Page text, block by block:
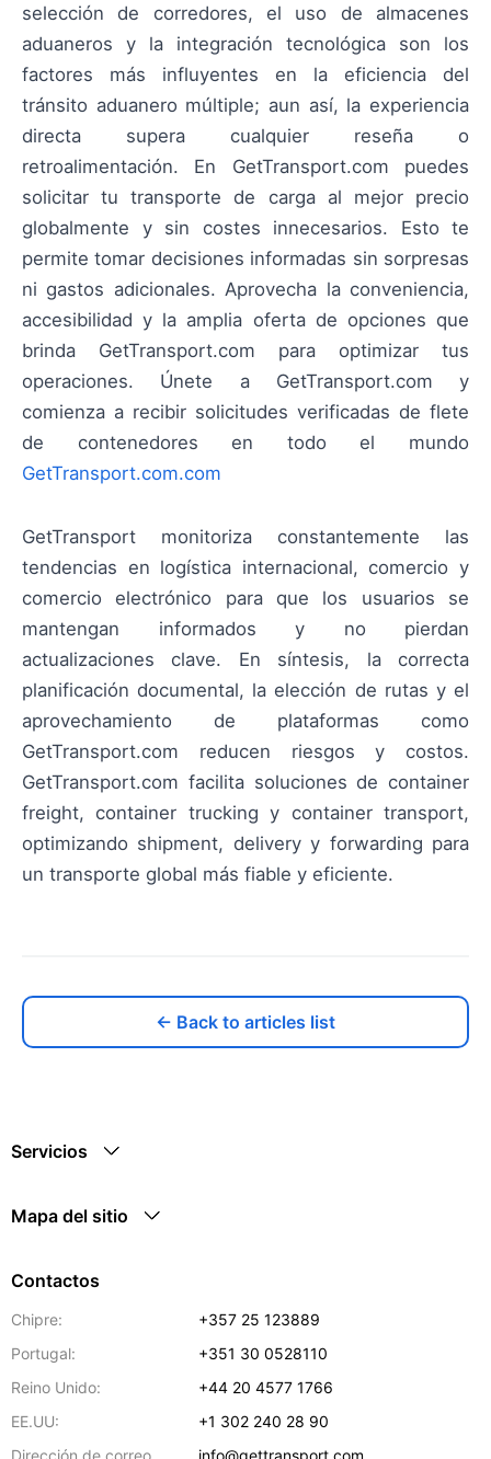
selección de corredores, el uso de almacenes
aduaneros y la integración tecnológica son los
factores más influyentes en la eficiencia del
tránsito aduanero múltiple; aun así, la experiencia
directa supera cualquier reseña o
retroalimentación. En GetTransport.com puedes
solicitar tu transporte de carga al mejor precio
globalmente y sin costes innecesarios. Esto te
permite tomar decisiones informadas sin sorpresas
ni gastos adicionales. Aprovecha la conveniencia,
accesibilidad y la amplia oferta de opciones que
brinda GetTransport.com para optimizar tus
operaciones. Únete a GetTransport.com y
comienza a recibir solicitudes verificadas de flete
de contenedores en todo el mundo
GetTransport.com.com
GetTransport monitoriza constantemente las
tendencias en logística internacional, comercio y
comercio electrónico para que los usuarios se
mantengan informados y no pierdan
actualizaciones clave. En síntesis, la correcta
planificación documental, la elección de rutas y el
aprovechamiento de plataformas como
GetTransport.com reducen riesgos y costos.
GetTransport.com facilita soluciones de container
freight, container trucking y container transport,
optimizando shipment, delivery y forwarding para
un transporte global más fiable y eficiente.
← Back to articles list
Servicios
Mapa del sitio
Contactos
Chipre:
+357 25 123889
Portugal:
+351 30 0528110
Reino Unido:
+44 20 4577 1766
EE.UU:
+1 302 240 28 90